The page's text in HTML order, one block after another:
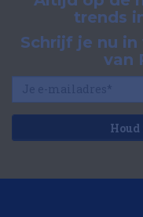
trends
Schrijf je nu
van
Houd